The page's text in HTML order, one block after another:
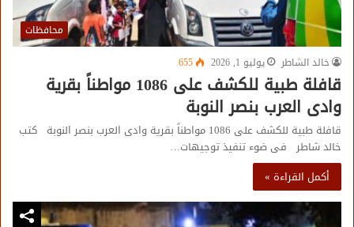
محافظات
خالد الشاطر
يوليو 1, 2026 655
قافلة طبية للكشف على 1086 مواطناً بقرية
وادى العرب بنصر النوبة
قافلة طبية للكشف على 1086 مواطناً بقرية وادى العرب بنصر النوبة كتب
خالد شاطر فى ضوء تنفيذ توجيهات…
أكمل القراءة »